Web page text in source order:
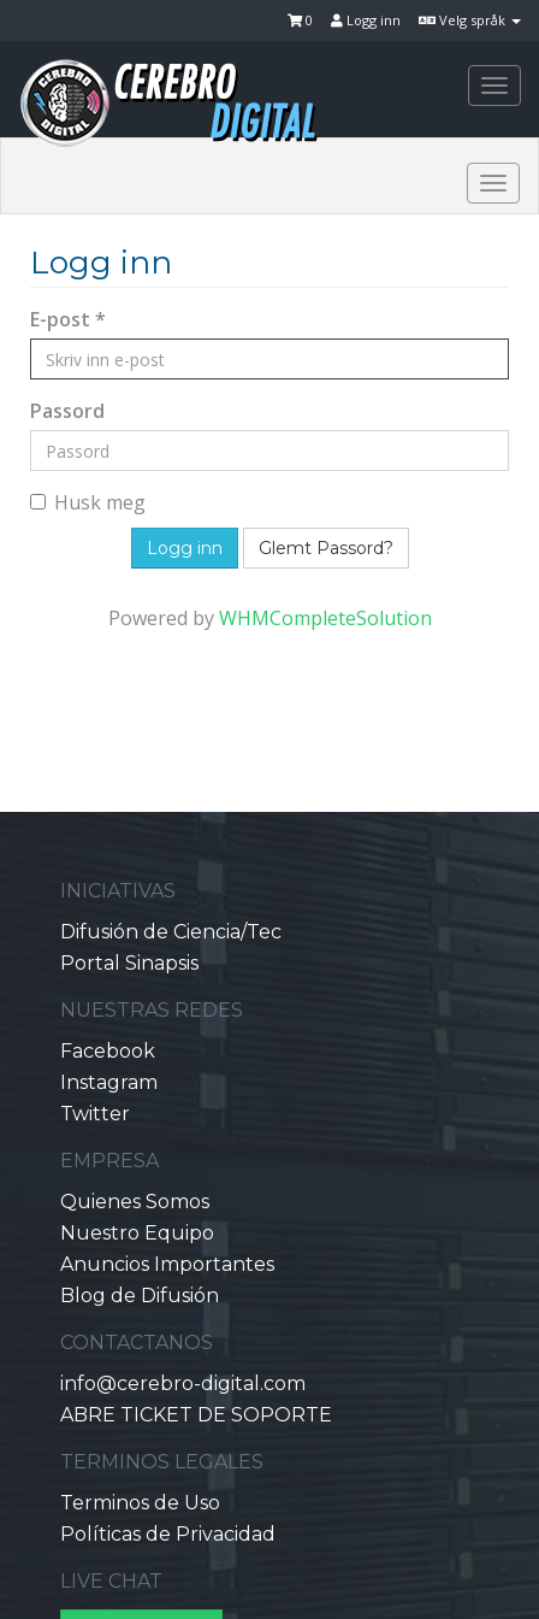
Velg språk
Logg inn
0
Logg inn
E-post *
Passord
Husk meg
Glemt Passord?
Powered byWHMCompleteSolution
INICIATIVAS
Difusión de Ciencia/Tec
Portal Sinapsis
NUESTRAS REDES
Facebook
Instagram
Twitter
EMPRESA
Quienes Somos
Nuestro Equipo
Anuncios Importantes
Blog de Difusión
CONTACTANOS
info@cerebro-digital.com
ABRE TICKET DE SOPORTE
TERMINOS LEGALES
Terminos de Uso
Políticas de Privacidad
LIVE CHAT